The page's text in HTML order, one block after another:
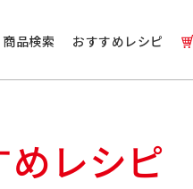
商品検索 おすすめレシピ
めレシピ